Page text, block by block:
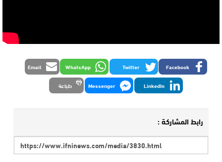
Facebook
Twitter
WhatsApp
Email
LinkedIn
Messenger طباعة
رابط المشاركة :